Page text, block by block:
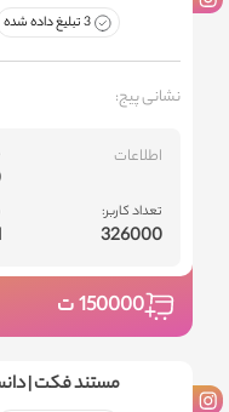
3 تبلیغ داده شده
نشانی پیج:
اطلاعات
تعداد کاربر:
326000
150000ت
مستند فکت |